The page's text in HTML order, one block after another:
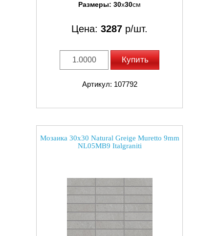
Размеры: 30x30см
Цена: 3287 р/шт.
Купить
Артикул: 107792
Мозаика 30x30 Natural Greige Muretto 9mm
NL05MB9 Italgraniti